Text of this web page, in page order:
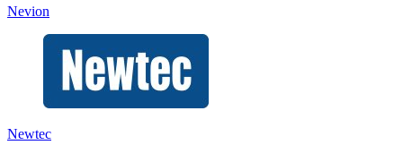
Nevion
Newtec